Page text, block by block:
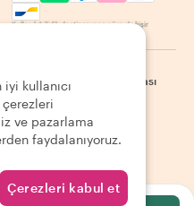
Kullanılabilirlik destinasyona göre değişir
| Site haritası
kullanıcı
ve pazarlama
faydalanıyoruz.
Çerezleri kabul et